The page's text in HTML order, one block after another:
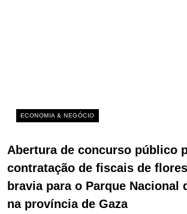
ECONOMIA & NEGÓCIO
Abertura de concurso público
contratação de fiscais de
bravia para o Parque Nacional
na província de Gaza